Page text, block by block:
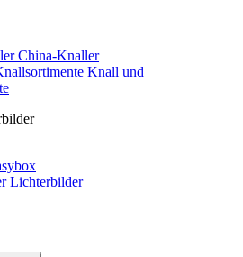
China-Knaller
Knall und
Lichterbilder